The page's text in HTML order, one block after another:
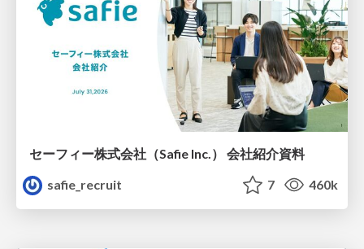
セーフィー株式会社（Safie Inc.） 会社紹介資料
safie_recruit
7 460k